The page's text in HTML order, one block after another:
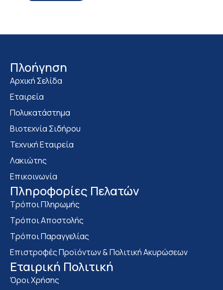
Πλοήγηση
Αρχική Σελίδα
Εταιρεία
Πολυκατάστημα
Bιοτεχνία Σιδήρου
Τεχνική Εταιρεία
Λακιώτης
Επικοινωνία
Πληροφορίες Πελατών
Τρόποι Πληρωμής
Τρόποι Αποστολής
Τρόποι Παραγγελίας
Επιστροφές Προϊόντων & Πολιτική Ακυρώσεων
Eταιρική Πολιτική
Όροι Χρήσης